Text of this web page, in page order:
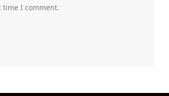
time I comment.